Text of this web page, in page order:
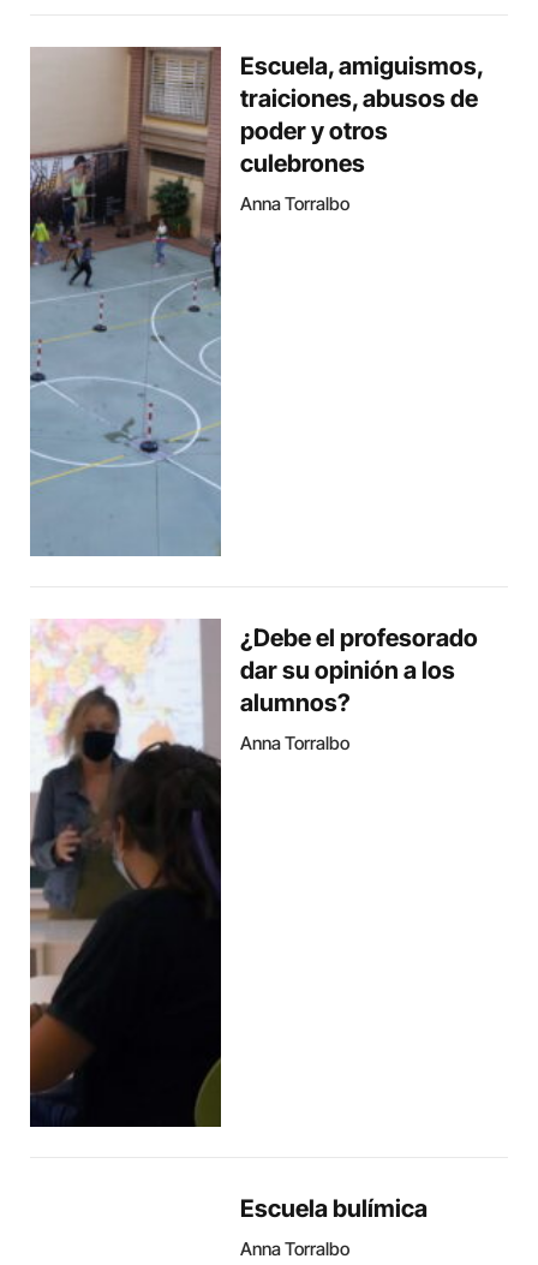
Escuela, amiguismos,
traiciones, abusos de
poder y otros
culebrones
Anna Torralbo
¿Debe el profesorado
dar su opinión a los
alumnos?
Anna Torralbo
Escuela bulímica
Anna Torralbo